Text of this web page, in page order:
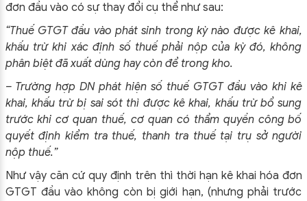
đơn đầu vào có sự thay đổi cụ thể như sau:
“Thuế GTGT đầu vào phát sinh trong kỳ nào được kê khai,
khấu trừ khi xác định số thuế phải nộp của kỳ đó, không
phân biệt đã xuất dùng hay còn để trong kho.
– Trường hợp DN phát hiện số thuế GTGT đầu vào khi kê
khai, khấu trừ bị sai sót thì được kê khai, khấu trừ bổ sung
trước khi cơ quan thuế, cơ quan có thẩm quyền công bố
quyết định kiểm tra thuế, thanh tra thuế tại trụ sở người
nộp thuế.”
Như vậy căn cứ quy định trên thì thời hạn kê khai hóa đơn
GTGT đầu vào không còn bị giới hạn, (nhưng phải trước